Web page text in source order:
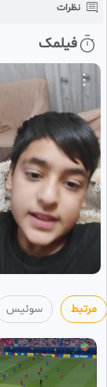
12
HD
13
HD
نظرات
فیلمک
مرتبط سوئیس